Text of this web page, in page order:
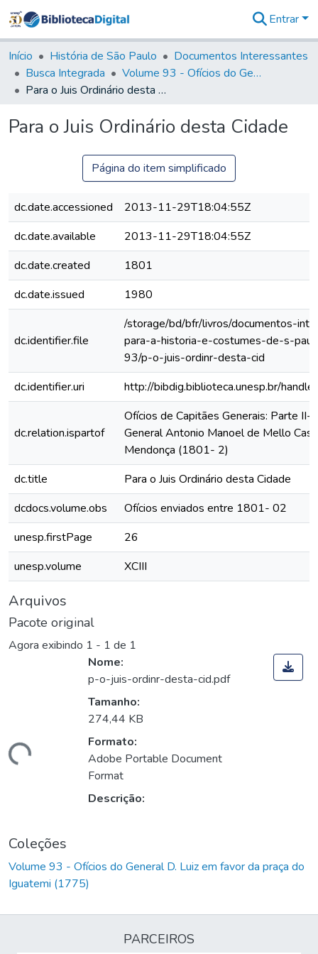
&
Coleções
Tudo na
Biblioteca
Estatísticas
Entrar
Início História de São Paulo
Documentos Interessantes
Busca Integrada
Volume 93 - Ofícios do General D. Luiz em favor da praça do Iguatemi (1775)
Para o Juis Ordinário desta Cidade
Para o Juis Ordinário desta Cidade
Página do item simplificado
dc.date.accessioned
2013-11-29T18:04:55Z
dc.date.available
2013-11-29T18:04:55Z
dc.date.created
1801
dc.date.issued
1980
dc.identifier.file
/storage/bd/bfr/livros/documentos-
para-a-historia-e-costumes-de-s-
93/p-o-juis-ordinr-desta-cid
dc.identifier.uri
http://bibdig.biblioteca.unesp.br/
dc.relation.ispartof
Ofícios de Capitães Generais: Parte II-
General Antonio Manoel de Mello
Mendonça (1801- 2)
dc.title
Para o Juis Ordinário desta Cidade
dcdocs.volume.obs
Ofícios enviados entre 1801- 02
unesp.firstPage
26
unesp.volume
XCIII
Arquivos
Pacote original
Agora exibindo 1 - 1 de 1
Nome:
p-o-juis-ordinr-desta-cid.pdf
Tamanho:
274,44 KB
Formato:
Adobe Portable Document
Format
Descrição:
Coleções
Volume 93 - Ofícios do General D. Luiz em favor da praça do
Iguatemi (1775)
PARCEIROS